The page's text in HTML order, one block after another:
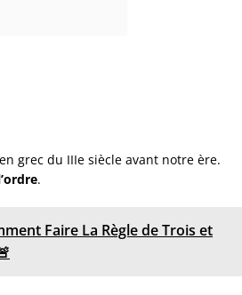
grec du IIIe siècle avant notre ère.
.
Faire La Règle de Trois et